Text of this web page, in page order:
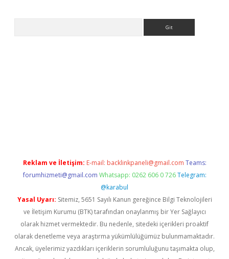
Reklam ve İletişim: E-mail: backlinkpaneli@gmail.com Teams:
forumhizmeti@gmail.com Whatsapp: 0262 606 0 726 Telegram:
@karabul
Yasal Uyarı: Sitemiz, 5651 Sayılı Kanun gereğince Bilgi Teknolojileri
ve İletişim Kurumu (BTK) tarafından onaylanmış bir Yer Sağlayıcı
olarak hizmet vermektedir. Bu nedenle, sitedeki içerikleri proaktif
olarak denetleme veya araştırma yükümlülüğümüz bulunmamaktadır.
Ancak, üyelerimiz yazdıkları içeriklerin sorumluluğunu taşımakta olup,